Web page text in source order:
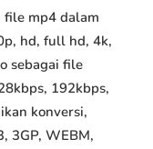
file mp4 dalam
hd, full hd, 4k,
sebagai file
192kbps,
konversi,
3GP, WEBM,